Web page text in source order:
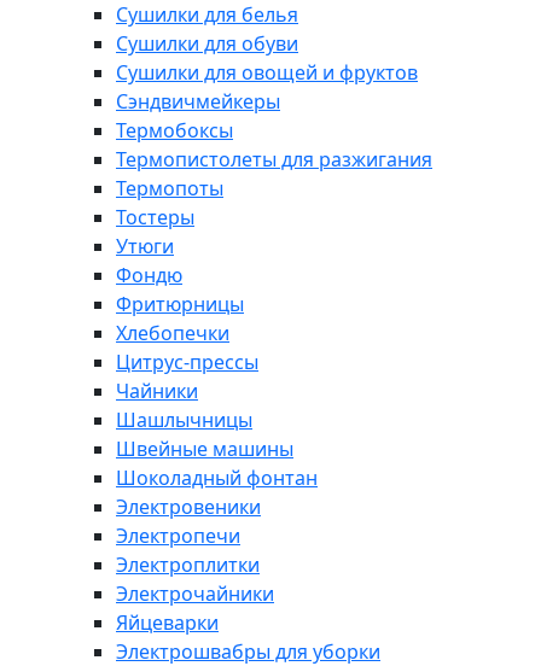
Сушилки для белья
Сушилки для обуви
Сушилки для овощей и фруктов
Сэндвичмейкеры
Термобоксы
Термопистолеты для разжигания
Термопоты
Тостеры
Утюги
Фондю
Фритюрницы
Хлебопечки
Цитрус-прессы
Чайники
Шашлычницы
Швейные машины
Шоколадный фонтан
Электровеники
Электропечи
Электроплитки
Электрочайники
Яйцеварки
Электрошвабры для уборки